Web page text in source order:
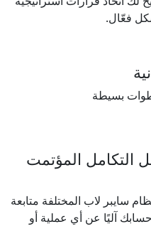
فعّال.
بسيطة
التكامل المؤتمت
سايبر لاب المختلفة متابعة
آليًا عن أي عملية أو